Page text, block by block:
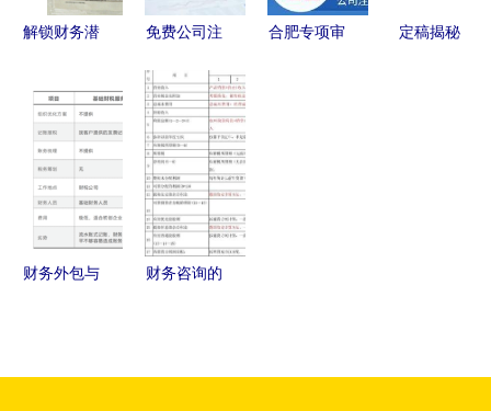
解锁财务潜
鼎诺财务咨
询，
免费公司注
工商注册
代办营业执
照 会计代
账 财务咨
询
合肥专项审
定稿揭秘
财务外包与
财务咨询的